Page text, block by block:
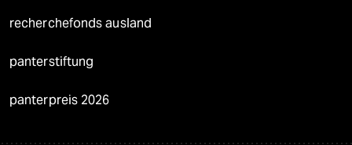
recherchefonds ausland
panterstiftung
panterpreis 2026